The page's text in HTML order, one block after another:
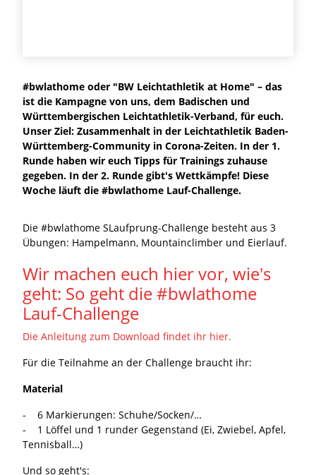
#bwlathome oder "BW Leichtathletik at Home" – das
ist die Kampagne von uns, dem Badischen und
Württembergischen Leichtathletik-Verband, für euch.
Unser Ziel: Zusammenhalt in der Leichtathletik Baden-
Württemberg-Community in Corona-Zeiten. In der 1.
Runde haben wir euch Tipps für Trainings zuhause
gegeben. In der 2. Runde gibt's Wettkämpfe! Diese
Woche läuft die #bwlathome Lauf-Challenge.
Die #bwlathome SLaufprung-Challenge besteht aus 3
Übungen: Hampelmann, Mountainclimber und Eierlauf.
Wir machen euch hier vor, wie's
geht: So geht die #bwlathome
Lauf-Challenge
Die Anleitung zum Download findet ihr hier.
Für die Teilnahme an der Challenge braucht ihr:
Material
- 6 Markierungen: Schuhe/Socken/…
- 1 Löffel und 1 runder Gegenstand (Ei, Zwiebel, Apfel,
Tennisball…)
Und so geht's: